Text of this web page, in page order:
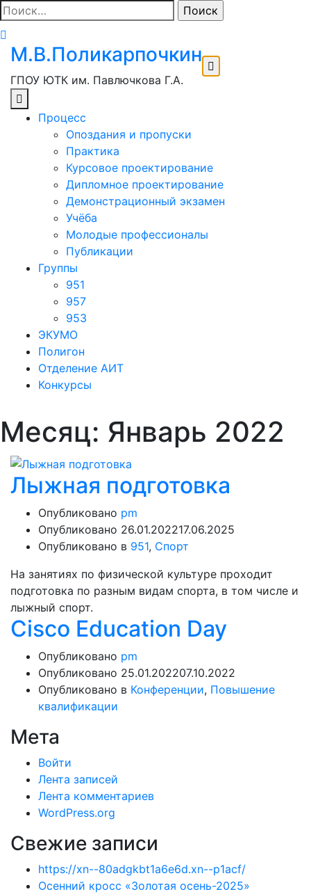
Перейти
к
содержимому
Найти:
М.В.Поликарпочкин
ГПОУ ЮТК им. Павлючкова Г.А.
Процесс
Опоздания и пропуски
Практика
Курсовое проектирование
Дипломное проектирование
Демонстрационный экзамен
Учёба
Молодые профессионалы
Публикации
Группы
951
957
953
ЭКУМО
Полигон
Отделение АИТ
Конкурсы
Месяц: Январь 2022
Лыжная подготовка
Опубликовано pm
Опубликовано 26.01.202217.06.2025
Опубликовано в 951, Спорт
На занятиях по физической культуре проходит
подготовка по разным видам спорта, в том числе и
лыжный спорт.
Cisco Education Day
Опубликовано pm
Опубликовано 25.01.202207.10.2022
Опубликовано в Конференции, Повышение
квалификации
Мета
Войти
Лента записей
Лента комментариев
WordPress.org
Свежие записи
https://xn--80adgkbt1a6e6d.xn--p1acf/
Осенний кросс «Золотая осень-2025»